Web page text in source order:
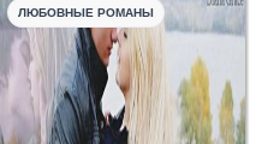
ЛЮБОВНЫЕ РОМАНЫ